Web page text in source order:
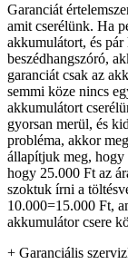
Garanciát
amit cserélünk. Ha
akkumulátort, és
beszédhangszóró,
garanciát csak az
semmi köze nincs
akkumulátort
gyorsan merül, és
probléma, akkor
állapítjuk meg,
hogy 25.000 Ft az
szoktuk írni a
10.000=15.000 Ft,
akkumulátor csere
+ Garanciális